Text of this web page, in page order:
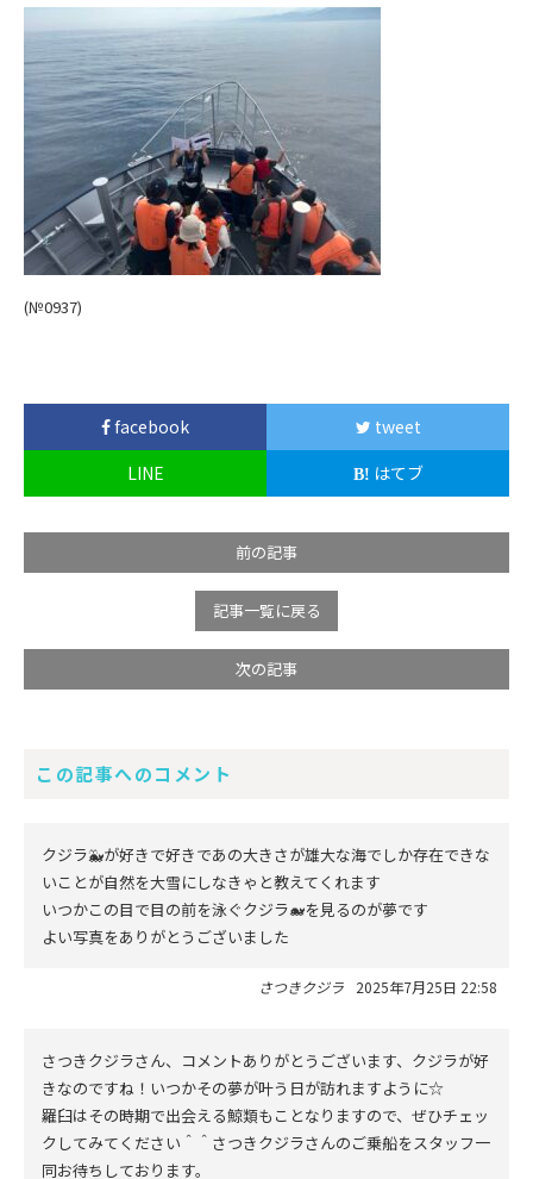
(№0937)
facebook
tweet
LINE
はてブ
前の記事
記事一覧に戻る
次の記事
この記事へのコメント
クジラ🐳が好きで好きであの大きさが雄大な海でしか存在できな
いことが自然を大雪にしなきゃと教えてくれます
いつかこの目で目の前を泳ぐクジラ🐋を見るのが夢です
よい写真をありがとうございました
さつきクジラ 2025年7月25日 22:58
さつきクジラさん、コメントありがとうございます、クジラが好
きなのですね！いつかその夢が叶う日が訪れますように☆
羅臼はその時期で出会える鯨類もことなりますので、ぜひチェッ
クしてみてください＾＾さつきクジラさんのご乗船をスタッフ一
同お待ちしております。